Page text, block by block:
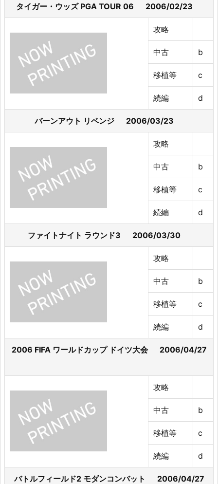
タイガー・ウッズ PGA TOUR 06 2006/02/23
攻略
中古 b
移植等 c
続編 d
バーンアウト リベンジ 2006/03/23
攻略
中古 b
移植等 c
続編 d
ファイトナイト ラウンド3 2006/03/30
攻略
中古 b
移植等 c
続編 d
2006 FIFA ワールドカップ ドイツ大会 2006/04/27
攻略
中古 b
移植等 c
続編 d
バトルフィールド2 モダンコンバット 2006/04/27